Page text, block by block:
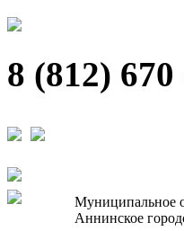
8 (812) 670
Муниципальное
Аннинское